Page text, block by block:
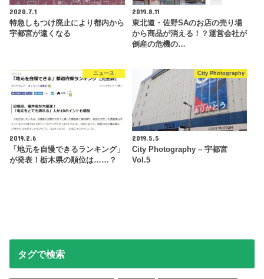
2020.7.1
特急しもつけ廃止により都内から
宇都宮が遠くなる
2019.8.11
東北道・佐野SAのお店の売り場
から商品が消える！？運営会社が
倒産の危機の…
ニュース
2019.2.6
「地元を自慢できるランキング」
が発表！栃木県の順位は……？
City Photography
2019.5.5
City Photography – 宇都宮
Vol.5
タグで検索